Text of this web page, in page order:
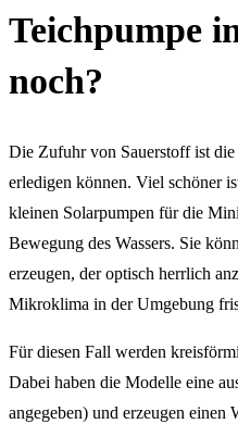
Teichpumpe
noch?
Die Zufuhr von Sauerstoff ist
erledigen können. Viel schöner
kleinen Solarpumpen für die
Bewegung des Wassers. Sie
erzeugen, der optisch herrlich
Mikroklima in der Umgebung
Für diesen Fall werden
Dabei haben die Modelle eine
angegeben) und erzeugen einen